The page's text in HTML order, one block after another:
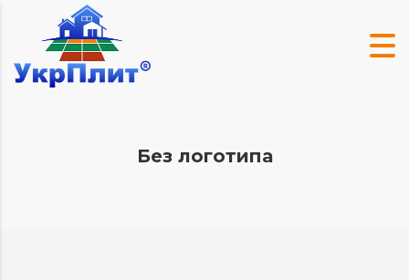
Без логотипа